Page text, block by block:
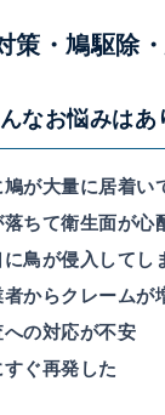
策・鳩駆除
なお悩みはあ
が大量に居着い
ちて衛生面が心
鳥が侵入してし
からクレームが
の対応が不安
ぐ再発した